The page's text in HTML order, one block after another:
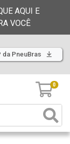
AQUI E
VOCÊ
da PneuBras
0